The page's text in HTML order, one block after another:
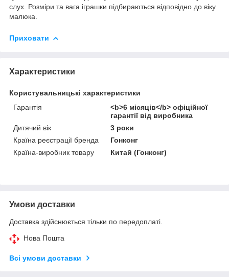
слух. Розміри та вага іграшки підбираються відповідно до віку
малюка.
Приховати
Характеристики
Користувальницькі характеристики
Гарантія
<b>6 місяців</b> офіційної
гарантії від виробника
Дитячий вік
3 роки
Країна реєстрації бренда
Гонконг
Країна-виробник товару
Китай (Гонконг)
Умови доставки
Доставка здійснюється тільки по передоплаті.
Нова Пошта
Всі умови доставки